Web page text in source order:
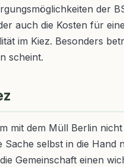
der
auch die Kosten für
im Kiez. Besonders
scheint.
dem Müll Berlin
selbst in die
Gemeinschaft einen